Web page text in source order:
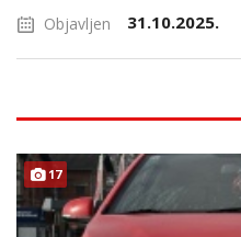
Objavljen 31.10.2025.
17